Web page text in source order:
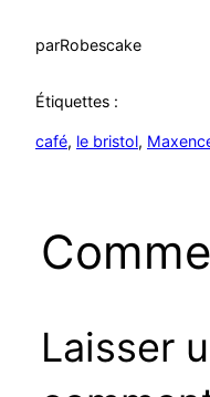
parRobescake
Étiquettes :
café, le bristol,
Laisser